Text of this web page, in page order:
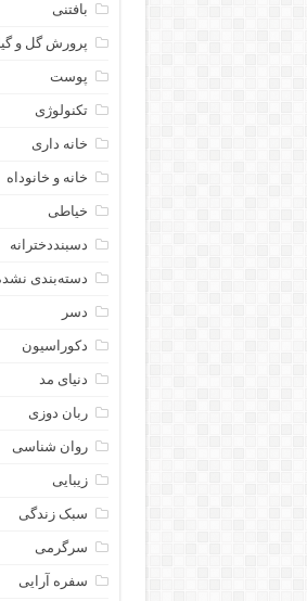
بافتنی
پرورش گل و
پوست
تکنولوژی
خانه داری
خانه و خانوداه
خیاطی
دسبنددخترانه
دسته‌بندی
دسر
دکوراسیون
دنیای مد
ربان دوزی
روان شناسی
زیبایی
سبک زندگی
سرگرمی
سفره آرایی